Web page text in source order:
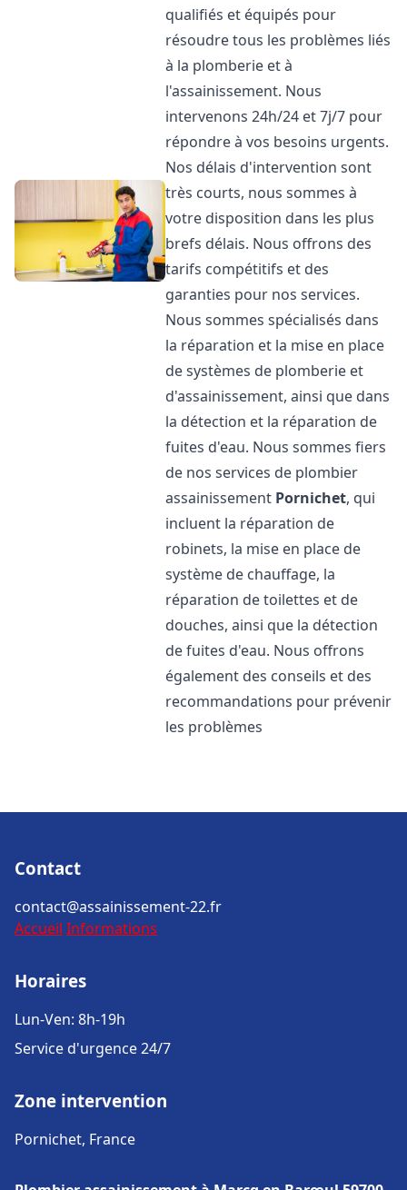
qualifiés et équipés pour
résoudre tous les problèmes liés
à la plomberie et à
l'assainissement. Nous
intervenons 24h/24 et 7j/7 pour
répondre à vos besoins urgents.
Nos délais d'intervention sont
très courts, nous sommes à
votre disposition dans les plus
brefs délais. Nous offrons des
tarifs compétitifs et des
garanties pour nos services.
Nous sommes spécialisés dans
la réparation et la mise en place
de systèmes de plomberie et
d'assainissement, ainsi que dans
la détection et la réparation de
fuites d'eau. Nous sommes fiers
de nos services de plombier
assainissement Pornichet, qui
incluent la réparation de
robinets, la mise en place de
système de chauffage, la
réparation de toilettes et de
douches, ainsi que la détection
de fuites d'eau. Nous offrons
également des conseils et des
recommandations pour prévenir
les problèmes
Contact
contact@assainissement-22.fr
Accueil Informations
Horaires
Lun-Ven: 8h-19h
Service d'urgence 24/7
Zone intervention
Pornichet, France